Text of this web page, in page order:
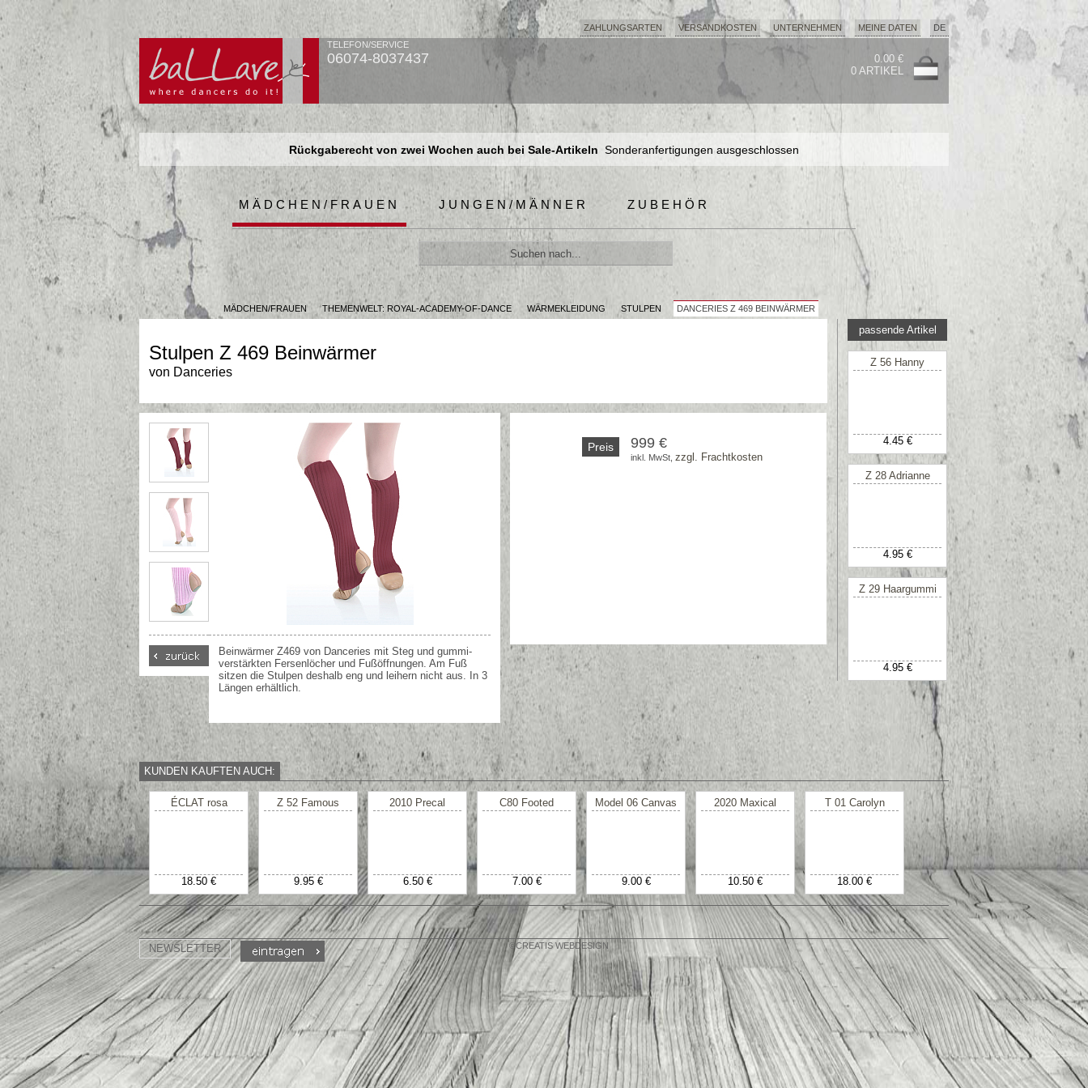
ZAHLUNGSARTEN VERSANDKOSTEN UNTERNEHMEN MEINE DATEN
DE
TELEFON/SERVICE
06074-8037437
0.00 €
0 ARTIKEL
Rückgaberecht von zwei Wochen auch bei Sale-Artikeln Sonderanfertigungen ausgeschlossen
Rückgaberecht von zwei Wochen auch bei Sale-Artikeln Sonderanfertigungen ausgeschlossen
Rückgaberecht von zwei Wochen auch bei Sale-Artikeln Sonderanfertigungen ausgeschlossen
MÄDCHEN/FRAUEN JUNGEN/MÄNNER ZUBEHÖR
MÄDCHEN/FRAUEN THEMENWELT: ROYAL-ACADEMY-OF-DANCE WÄRMEKLEIDUNG STULPEN DANCERIES Z 469 BEINWÄRMER
Stulpen Z 469 Beinwärmer
von Danceries
Beinwärmer Z469 von Danceries mit Steg und gummi-
verstärkten Fersenlöcher und Fußöffnungen. Am Fuß
sitzen die Stulpen deshalb eng und leihern nicht aus. In 3
Längen erhältlich.
Preis 999 €
inkl. MwSt, zzgl. Frachtkosten
passende Artikel
Z 56 Hanny
4.45 €
Z 28 Adrianne
4.95 €
Z 29 Haargummi
4.95 €
KUNDEN KAUFTEN AUCH:
ÉCLAT rosa
18.50 €
Z 52 Famous
9.95 €
2010 Precal
6.50 €
C80 Footed
7.00 €
Model 06 Canvas
9.00 €
2020 Maxical
10.50 €
T 01 Carolyn
18.00 €
NEWSLETTER ©CREATIS WEBDESIGN